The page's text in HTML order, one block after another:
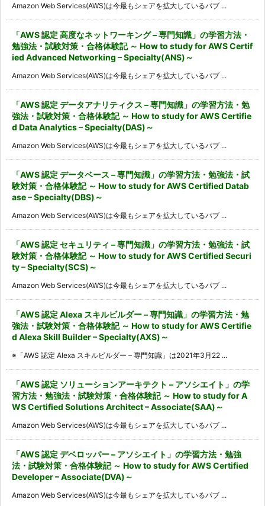
Amazon Web Services(AWS)は今最もシェアを拡大しているパブ ...
「AWS 認定 高度なネットワーキング – 専門知識」の学習方法・
勉強法・試験対策・合格体験記 ～ How to study for AWS Certif
ied Advanced Networking – Specialty(ANS)～
Amazon Web Services(AWS)は今最もシェアを拡大しているパブ ...
「AWS 認定 データアナリティクス – 専門知識」の学習方法・勉
強法・試験対策・合格体験記 ～ How to study for AWS Certifie
d Data Analytics – Specialty(DAS)～
Amazon Web Services(AWS)は今最もシェアを拡大しているパブ ...
「AWS 認定 データベース – 専門知識」の学習方法・勉強法・試
験対策・合格体験記 ～ How to study for AWS Certified Datab
ase – Specialty(DBS)～
Amazon Web Services(AWS)は今最もシェアを拡大しているパブ ...
「AWS 認定 セキュリティ – 専門知識」の学習方法・勉強法・試
験対策・合格体験記 ～ How to study for AWS Certified Securi
ty – Specialty(SCS)～
Amazon Web Services(AWS)は今最もシェアを拡大しているパブ ...
「AWS 認定 Alexa スキルビルダー – 専門知識」の学習方法・勉
強法・試験対策・合格体験記 ～ How to study for AWS Certifie
d Alexa Skill Builder – Specialty(AXS)～
※「AWS 認定 Alexa スキルビルダー – 専門知識」は2021年3月22 ...
「AWS 認定 ソリューションアーキテクト – アソシエイト」の学
習方法・勉強法・試験対策・合格体験記 ～ How to study for A
WS Certified Solutions Architect – Associate(SAA)～
Amazon Web Services(AWS)は今最もシェアを拡大しているパブ ...
「AWS 認定 デベロッパー – アソシエイト」の学習方法・勉強
法・試験対策・合格体験記 ～ How to study for AWS Certified
Developer – Associate(DVA)～
Amazon Web Services(AWS)は今最もシェアを拡大しているパブ ...